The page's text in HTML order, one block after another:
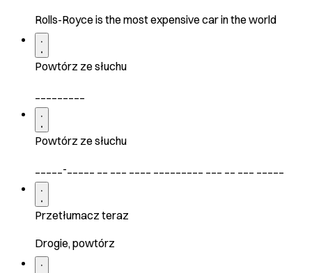
Rolls-Royce is the most expensive car in the world
Powtórz ze słuchu
Powtórz ze słuchu
_____-_____ __ ___ ____ _________ ___ __ ___ _____
Przetłumacz teraz
Drogie, powtórz